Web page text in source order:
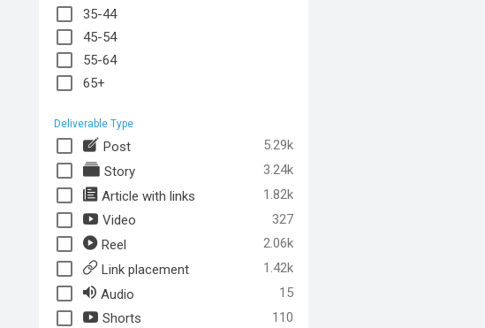
35-44
45-54
55-64
65+
Deliverable Type
Post
5.29k
Story
3.24k
Article with links
1.82k
Video
327
Reel
2.06k
Link placement
1.42k
Audio
15
Shorts
110